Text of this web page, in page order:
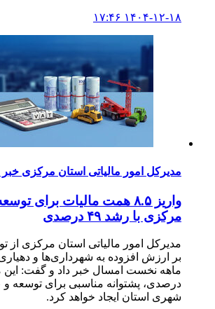
۱۴۰۴-۱۲-۱۸ ۱۷:۴۶
مدیرکل امور مالیاتی استان مرکزی خبر
واریز ۸.۵ همت مالیات برای
مرکزی با رشد ۴۹ درصدی
بر ارزش افزوده به شهرداری‌ها و
درصدی، پشتوانه مناسبی برای توسعه
شهری استان ایجاد خواهد کرد.